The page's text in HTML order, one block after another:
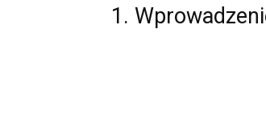
1.